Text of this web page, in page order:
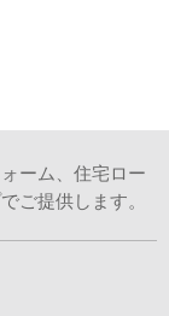
ーム、住宅ロー
ご提供します。